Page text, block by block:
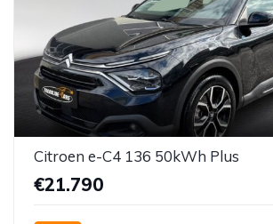
Citroen e-C4 136 50kWh Plus
€21.790